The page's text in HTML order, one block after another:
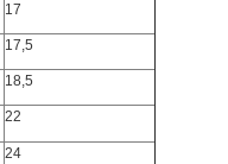
17
17,5
18,5
22
24